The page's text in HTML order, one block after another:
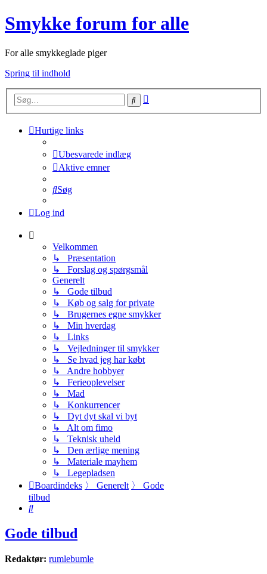
Smykke forum for alle
For alle smykkeglade piger
Spring til indhold
Søg
Hurtige links
Ubesvarede indlæg
Aktive emner
Søg
Log ind
Velkommen
↳ Præsentation
↳ Forslag og spørgsmål
Generelt
↳ Gode tilbud
↳ Køb og salg for private
↳ Brugernes egne smykker
↳ Min hverdag
↳ Links
↳ Vejledninger til smykker
↳ Se hvad jeg har købt
↳ Andre hobbyer
↳ Ferieoplevelser
↳ Mad
↳ Konkurrencer
↳ Dyt dyt skal vi byt
↳ Alt om fimo
↳ Teknisk uheld
↳ Den ærlige mening
↳ Materiale mayhem
↳ Legepladsen
Boardindeks 〉 Generelt 〉
Gode
tilbud
Søg
Gode tilbud
Redaktør: rumlebumle